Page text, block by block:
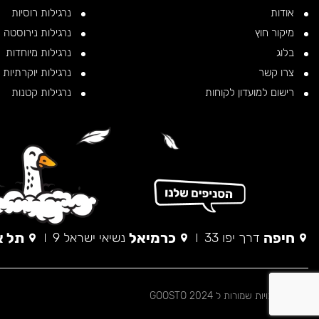
אודות
מיקור חוץ
בלוג
צרו קשר
רישום למועדון לקוחות
נרגילות רוסיות
נרגילות נירוסטה
נרגילות מיוחדות
נרגילות יוקרתיות
נרגילות קטנות
חיפה דרך יפו 33 כרמיאל נשיאי ישראל 9 תל
© כל הזכויות שמורות ל 2024 GOOSTO